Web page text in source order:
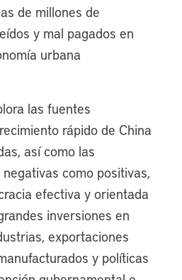
de millones de
y mal pagados en
urbana
las fuentes
rápido de China
así como las
como positivas,
efectiva y orientada
inversiones en
exportaciones
y políticas